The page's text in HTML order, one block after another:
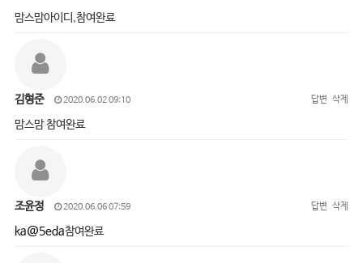
맘스맘아이디,참여완료
김형준 2020.06.02 09:10 답변 삭제
맘스맘 참여완료
조윤정 2020.06.06 07:59 답변 삭제
ka@5eda참여완료